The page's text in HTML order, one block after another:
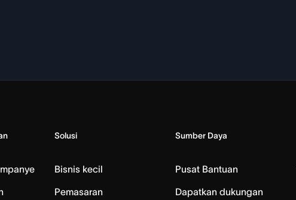
Solusi
Bisnis kecil
Pemasaran
Sumber Daya
Pusat Bantuan
Dapatkan dukungan